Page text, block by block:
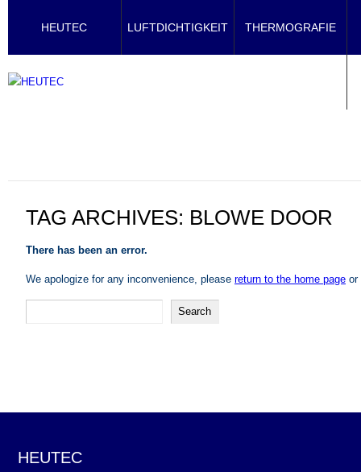
HEUTEC LUFTDICHTIGKEIT THERMOGRAFIE
TAG ARCHIVES: BLOWE DOOR
There has been an error.
We apologize for any inconvenience, please return to the home page or
HEUTEC